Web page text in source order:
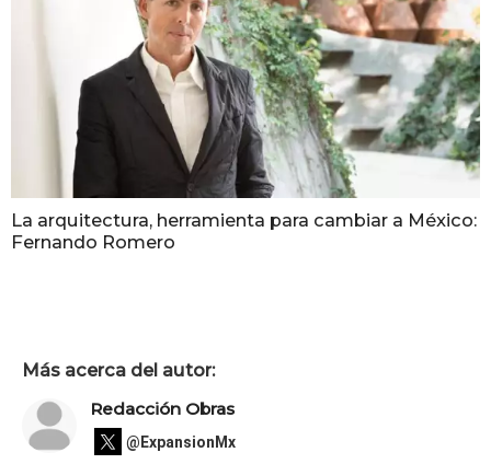
La arquitectura, herramienta para cambiar a México:
Fernando Romero
Más acerca del autor:
Redacción Obras
@ExpansionMx